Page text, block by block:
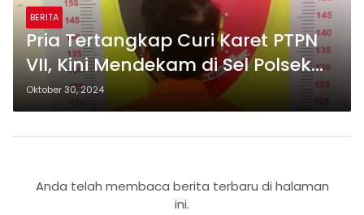
BERITA
Pria Tertangkap Curi Karet PTPN
VII, Kini Mendekam di Sel Polsek
Tanjung Bintang
Oktober 30, 2024
Anda telah membaca berita terbaru di halaman
ini.